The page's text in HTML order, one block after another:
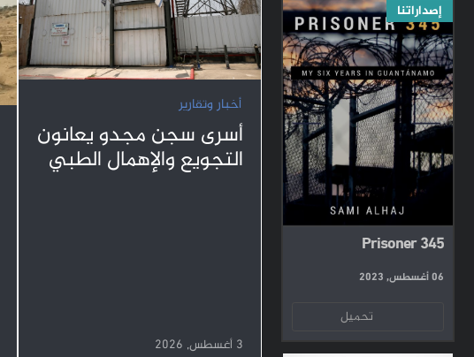
إصداراتنا
Prisoner 345
06 أغسطس, 2023
تحميل
أخبار وتقارير
أسرى سجن مجدو يعانون
التجويع والإهمال الطبي
3 أغسطس, 2026